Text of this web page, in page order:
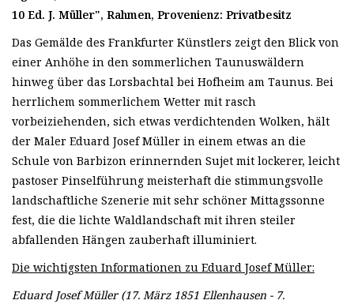
10 Ed. J. Müller", Rahmen, Provenienz: Privatbesitz
Das Gemälde des Frankfurter Künstlers zeigt den Blick von
einer Anhöhe in den sommerlichen Taunuswäldern
hinweg über das Lorsbachtal bei Hofheim am Taunus. Bei
herrlichem sommerlichem Wetter mit rasch
vorbeiziehenden, sich etwas verdichtenden Wolken, hält
der Maler Eduard Josef Müller in einem etwas an die
Schule von Barbizon erinnernden Sujet mit lockerer, leicht
pastoser Pinselführung meisterhaft die stimmungsvolle
landschaftliche Szenerie mit sehr schöner Mittagssonne
fest, die die lichte Waldlandschaft mit ihren steiler
abfallenden Hängen zauberhaft illuminiert.
Die wichtigsten Informationen zu Eduard Josef Müller:
Eduard Josef Müller (17. März 1851 Ellenhausen - 7.